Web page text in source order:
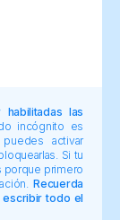
las
incógnito es
activar
Si tu
porque primero
Recuerda
todo el